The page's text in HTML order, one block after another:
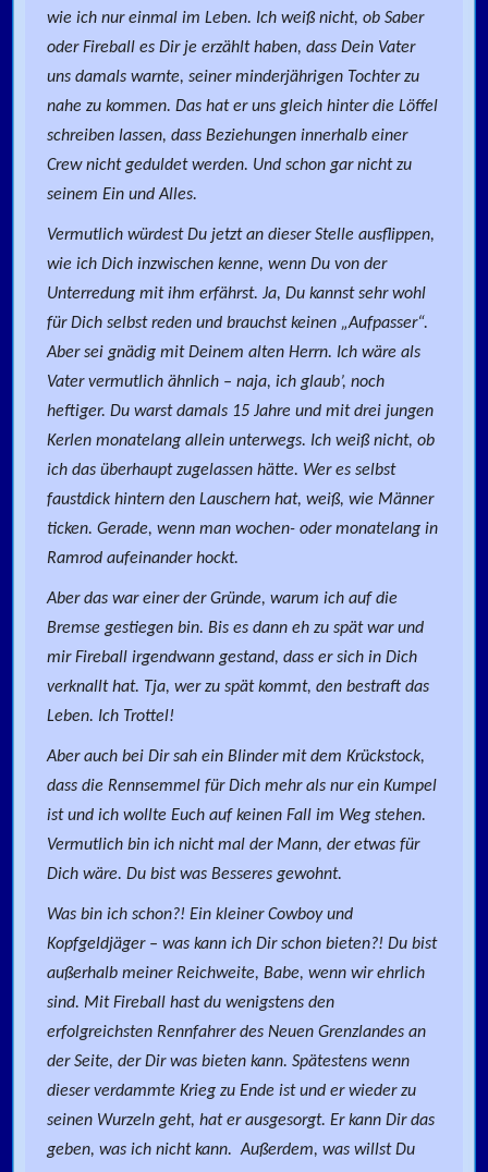
wie ich nur einmal im Leben. Ich weiß nicht, ob Saber
oder Fireball es Dir je erzählt haben, dass Dein Vater
uns damals warnte, seiner minderjährigen Tochter zu
nahe zu kommen. Das hat er uns gleich hinter die Löffel
schreiben lassen, dass Beziehungen innerhalb einer
Crew nicht geduldet werden. Und schon gar nicht zu
seinem Ein und Alles.
Vermutlich würdest Du jetzt an dieser Stelle ausflippen,
wie ich Dich inzwischen kenne, wenn Du von der
Unterredung mit ihm erfährst. Ja, Du kannst sehr wohl
für Dich selbst reden und brauchst keinen „Aufpasser“.
Aber sei gnädig mit Deinem alten Herrn. Ich wäre als
Vater vermutlich ähnlich – naja, ich glaub’, noch
heftiger. Du warst damals 15 Jahre und mit drei jungen
Kerlen monatelang allein unterwegs. Ich weiß nicht, ob
ich das überhaupt zugelassen hätte. Wer es selbst
faustdick hintern den Lauschern hat, weiß, wie Männer
ticken. Gerade, wenn man wochen- oder monatelang in
Ramrod aufeinander hockt.
Aber das war einer der Gründe, warum ich auf die
Bremse gestiegen bin. Bis es dann eh zu spät war und
mir Fireball irgendwann gestand, dass er sich in Dich
verknallt hat. Tja, wer zu spät kommt, den bestraft das
Leben. Ich Trottel!
Aber auch bei Dir sah ein Blinder mit dem Krückstock,
dass die Rennsemmel für Dich mehr als nur ein Kumpel
ist und ich wollte Euch auf keinen Fall im Weg stehen.
Vermutlich bin ich nicht mal der Mann, der etwas für
Dich wäre. Du bist was Besseres gewohnt.
Was bin ich schon?! Ein kleiner Cowboy und
Kopfgeldjäger – was kann ich Dir schon bieten?! Du bist
außerhalb meiner Reichweite, Babe, wenn wir ehrlich
sind. Mit Fireball hast du wenigstens den
erfolgreichsten Rennfahrer des Neuen Grenzlandes an
der Seite, der Dir was bieten kann. Spätestens wenn
dieser verdammte Krieg zu Ende ist und er wieder zu
seinen Wurzeln geht, hat er ausgesorgt. Er kann Dir das
geben, was ich nicht kann. Außerdem, was willst Du